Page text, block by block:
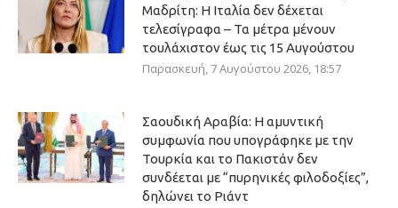
Μαδρίτη: Η Ιταλία δεν δέχεται
τελεσίγραφα – Τα μέτρα μένουν
τουλάχιστον έως τις 15 Αυγούστου
Παρασκευή, 7 Αυγούστου 2026, 18:57
Σαουδική Αραβία: Η αμυντική
συμφωνία που υπογράφηκε με την
Τουρκία και το Πακιστάν δεν
συνδέεται με “πυρηνικές φιλοδοξίες”,
δηλώνει το Ριάντ